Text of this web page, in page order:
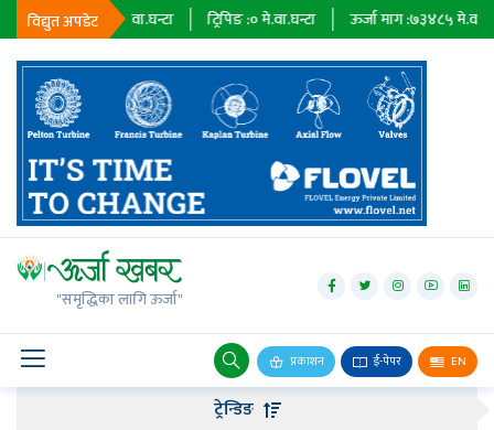
विद्युत अपडेट
२३६७९मे.वा.घन्टा ट्रिपिङ : मे.वा.घन्टा ऊर्जा माग : ७३४८५मे.वा.घन्टा
"समृद्धिका लागि ऊर्जा"
प्रकाशन ई-पेपर EN
जलविद्युत्
सोलार
वायु
बायोग्यास
ट्रेन्डिङ